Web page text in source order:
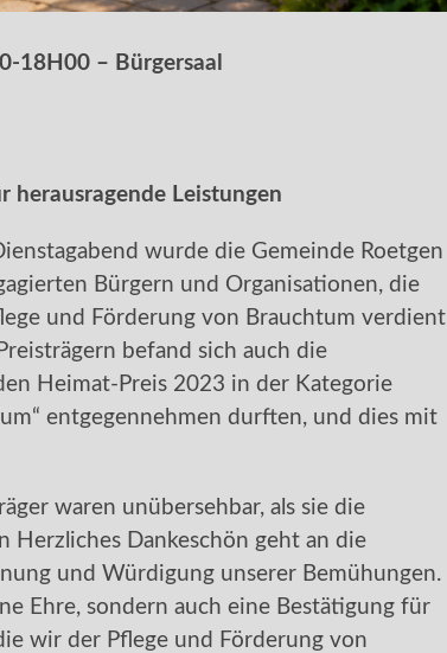
18H00 – Bürgersaal
herausragende Leistungen
wurde die Gemeinde Roetgen
Bürgern und Organisationen, die
und Förderung von Brauchtum verdient
befand sich auch die
Heimat-Preis 2023 in der Kategorie
entgegennehmen durften, und dies mit
waren unübersehbar, als sie die
Herzliches Dankeschön geht an die
und Würdigung unserer Bemühungen.
Ehre, sondern auch eine Bestätigung für
wir der Pflege und Förderung von